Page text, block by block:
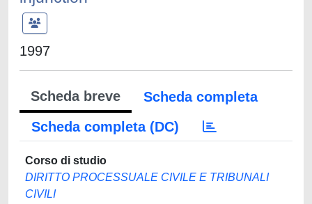
1997
Scheda breve
Scheda completa
Scheda completa (DC)
Corso di studio
DIRITTO PROCESSUALE CIVILE E TRIBUNALI
CIVILI